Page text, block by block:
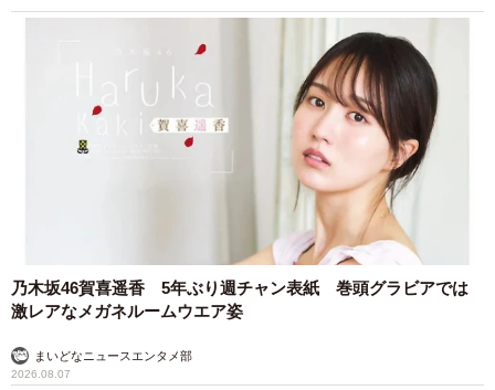
乃木坂46賀喜遥香 5年ぶり週チャン表紙 巻頭グラビアでは
激レアなメガネルームウエア姿
まいどなニュースエンタメ部
2026.08.07